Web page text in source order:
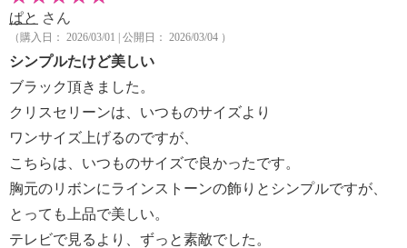
ぱと さん
（購入日： 2026/03/01 | 公開日： 2026/03/04 ）
シンプルたけど美しい
ブラック頂きました。
クリスセリーンは、いつものサイズより
ワンサイズ上げるのですが、
こちらは、いつものサイズで良かったです。
胸元のリボンにラインストーンの飾りとシンプルですが、
とっても上品で美しい。
テレビで見るより、ずっと素敵でした。